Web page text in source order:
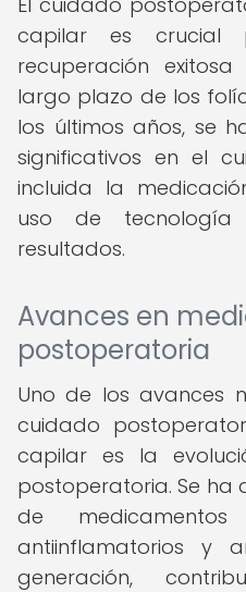
capilar es crucial
recuperación
largo plazo de los
los últimos años, se
significativos en el
incluida la
uso de
resultados.
Avances en
postoperatoria
Uno de los avances
cuidado
capilar es la
postoperatoria. Se ha
de
antiinflamatorios y
generación,